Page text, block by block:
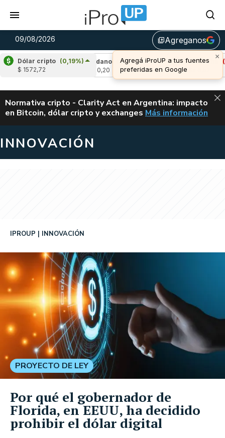
09/08/2026 library_addAgreganos
×
Agregá iProUP a tus fuentes
preferidas en Google
Dólar cripto (0,19%)
$ 1572,72
Cardano
(-1,44%)
u$s 0,20
Avalanche
(-
u$s 6,52
ALERTA
Normativa cripto - Clarity Act en Argentina: impacto
en Bitcoin, dólar cripto y exchanges CLARITY ACT EN
Más información
INNOVACIÓN
IPROUP INNOVACIÓN
PROYECTO DE LEY
Por qué el gobernador de
Florida, en EEUU, ha decidido
prohibir el dólar digital